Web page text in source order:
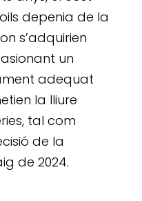
depenia de la
s’adquirien
un
adequat
la lliure
tal com
de la
de 2024.